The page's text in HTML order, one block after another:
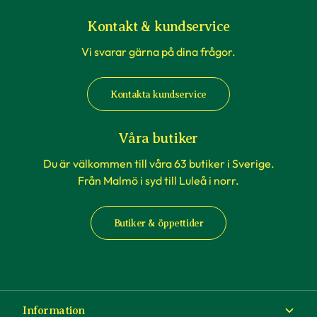
rådande väderförhållanden.
När du köper häckväxter - före
plantering
Att förbereda grävningen är att rekommendera,
men tänk på att inte boka markanläggare,
hyrsläp eller andra tjänster kopplat till själva
planteringen innan du vet säkert att
häckplantorna är på plats hemma. Våra
leveranstider kan komma att ändras när du
exempelvis förbokat häckplantor långt i förväg.
Kontakt & kundservice
Vi svarar gärna på dina frågor.
Kontakta kundservice
Våra butiker
Du är välkommen till våra 63 butiker i Sverige.
Från Malmö i syd till Luleå i norr.
Butiker & öppettider
Information